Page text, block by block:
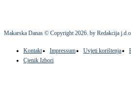
Makarska Danas © Copyright2026. by Redakcija
Kontakt Impressum Uvjeti korištenja
Cjenik Izbori